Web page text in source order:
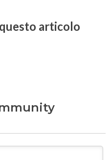
articolo